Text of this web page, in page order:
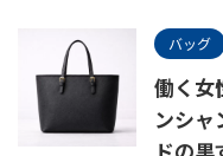
バッグ
働く女
ンシャ